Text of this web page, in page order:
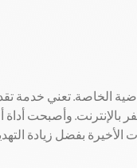
بالإنترنت. وأصبحت
الأخيرة بفضل زيادة